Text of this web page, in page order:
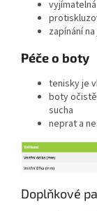
zapínání
Péče o boty
tenisky je
boty
sucha
neprat a
Doplňkové